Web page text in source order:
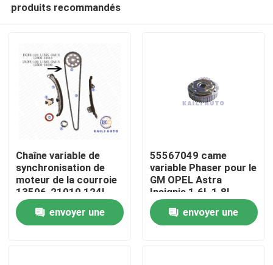
Produits
Vidéos
produits recommandés
Chaîne variable de
synchronisation de
moteur de la courroie
13506-21010 124L
13540-21010 de
TOYOTA COROLLA
envoyer une
55567049 came
variable Phaser pour le
GM OPEL Astra
Insignia 1.6L 1.8L
envoyer une